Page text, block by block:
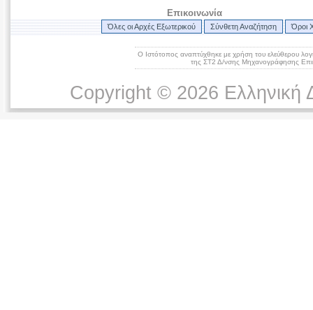
Επικοινωνία
Όλες οι Αρχές Εξωτερικού Σύνθετη Αναζήτηση Όροι
Ο Ιστότοπος αναπτύχθηκε με χρήση του ελεύθερου
της ΣΤ2 Δ/νσης Μηχανογράφησης
Copyright © 2026